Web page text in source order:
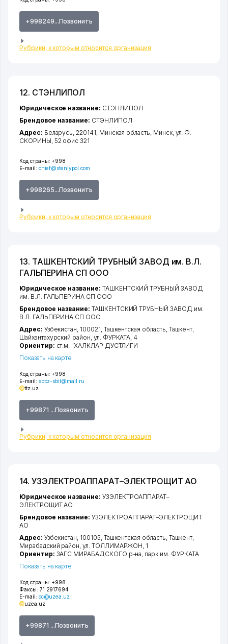
+998249...Позвонить
Рубрики, к которым относится организация
12. СТЭНЛИПОЛ
Код страны: +998
E-mail: chief@stenlypol.com
+998265...Позвонить
Рубрики, к которым относится организация
Юридическое название: СТЭНЛИПОЛ
Брендовое название: СТЭНЛИПОЛ
Адрес: Беларусь, 220141, Минская область, Минск, ул. Ф.
СКОРИНЫ, 52 офис 321
13. ТАШКЕНТСКИЙ ТРУБНЫЙ ЗАВОД им. В.Л.
ГАЛЬПЕРИНА СП ООО
Код страны: +998
E-mail: spttz-sbit@mail.ru
ttz.uz
+99871 ...Позвонить
Рубрики, к которым относится организация
Юридическое название: ТАШКЕНТСКИЙ ТРУБНЫЙ ЗАВОД
им. В.Л. ГАЛЬПЕРИНА СП ООО
Брендовое название: ТАШКЕНТСКИЙ ТРУБНЫЙ ЗАВОД им.
В.Л. ГАЛЬПЕРИНА СП ООО
Адрес: Узбекистан, 100021, Ташкентская область Ташкент
Шайхантахурский район ул. ФУРКАТА , 4
Ориентир: ст.м. "ХАЛКЛАР ДУСТЛИГИ
Показать на карте
14. УЗЭЛЕКТРОАППАРАТ–ЭЛЕКТРОЩИТ АО
Код страны: +998
Факсы: 71 2917694
E-mail: cc@uzea.uz
uzea.uz
+99871 ...Позвонить
Юридическое название: УЗЭЛЕКТРОАППАРАТ–
ЭЛЕКТРОЩИТ АО
Брендовое название: УЗЭЛЕКТРОАППАРАТ–ЭЛЕКТРОЩИТ
АО
Адрес: Узбекистан, 100105, Ташкентская область Ташкент
Мирабадский район ,ул. ТОЛЛИМАРЖОН , 1
Ориентир: ЗАГС МИРАБАДСКОГО р-на, парк им. ФУРКАТА
Показать на карте